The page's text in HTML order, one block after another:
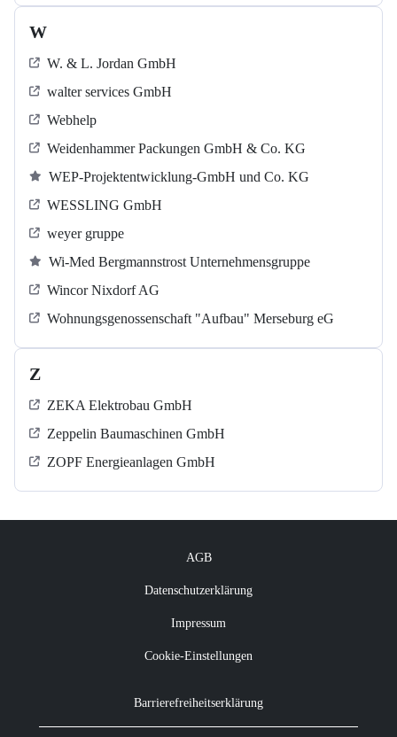
W
W. & L. Jordan GmbH
walter services GmbH
Webhelp
Weidenhammer Packungen GmbH & Co. KG
WEP-Projektentwicklung-GmbH und Co. KG
WESSLING GmbH
weyer gruppe
Wi-Med Bergmannstrost Unternehmensgruppe
Wincor Nixdorf AG
Wohnungsgenossenschaft "Aufbau" Merseburg eG
Z
ZEKA Elektrobau GmbH
Zeppelin Baumaschinen GmbH
ZOPF Energieanlagen GmbH
AGB
Datenschutzerklärung
Impressum
Cookie-Einstellungen
Barrierefreiheitserklärung